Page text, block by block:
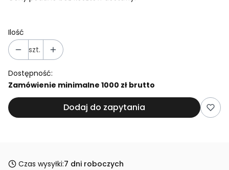
Ilość
szt.
Dostępność:
Zamówienie minimalne 1000 zł brutto
Dodaj do zapytania
Czas wysyłki:7 dni roboczych